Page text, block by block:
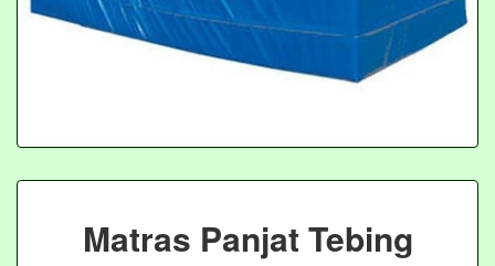
Matras Panjat Tebing